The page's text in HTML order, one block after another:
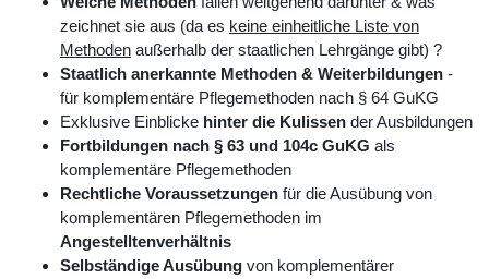
zeichnet sie aus (da es keine einheitliche Liste von
Methoden außerhalb der staatlichen Lehrgänge gibt) ?
Staatlich anerkannte Methoden & Weiterbildungen -
für komplementäre Pflegemethoden nach § 64 GuKG
Exklusive Einblicke hinter die Kulissen der Ausbildungen
Fortbildungen nach § 63 und 104c GuKG als
komplementäre Pflegemethoden
Rechtliche Voraussetzungen für die Ausübung von
komplementären Pflegemethoden im
Angestelltenverhältnis
Selbständige Ausübung von komplementärer